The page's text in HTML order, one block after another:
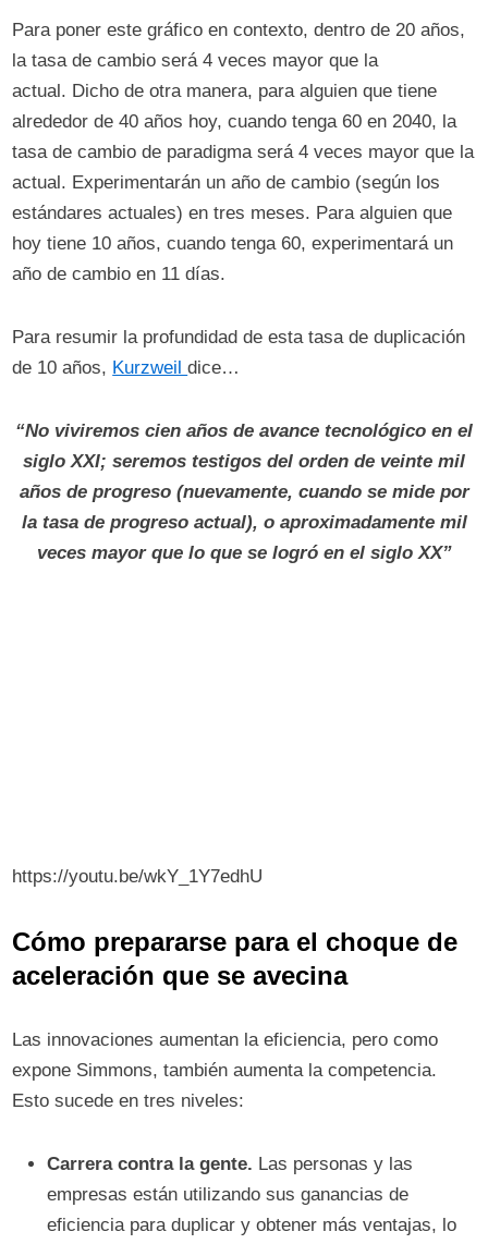
Para poner este gráfico en contexto, dentro de 20 años,
la tasa de cambio será 4 veces mayor que la
actual. Dicho de otra manera, para alguien que tiene
alrededor de 40 años hoy, cuando tenga 60 en 2040, la
tasa de cambio de paradigma será 4 veces mayor que la
actual. Experimentarán un año de cambio (según los
estándares actuales) en tres meses. Para alguien que
hoy tiene 10 años, cuando tenga 60, experimentará un
año de cambio en 11 días.
Para resumir la profundidad de esta tasa de duplicación
de 10 años, Kurzweildice…
“No viviremos cien años de avance tecnológico en el
siglo XXI; seremos testigos del orden de veinte mil
años de progreso (nuevamente, cuando se mide por
la tasa de progreso actual), o aproximadamente mil
veces mayor que lo que se logró en el siglo XX”
https://youtu.be/wkY_1Y7edhU
Cómo prepararse para el choque de
aceleración que se avecina
Las innovaciones aumentan la eficiencia, pero como
expone Simmons, también aumenta la competencia.
Esto sucede en tres niveles:
Carrera contra la gente. Las personas y las
empresas están utilizando sus ganancias de
eficiencia para duplicar y obtener más ventajas, lo